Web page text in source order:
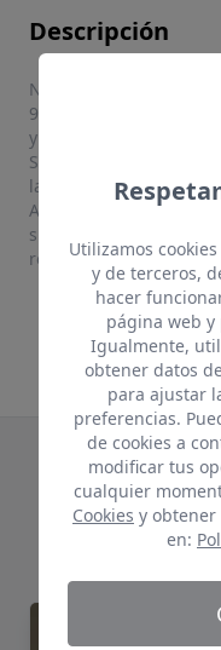
Descripción
Núcleo de HDF (alta
920 kg/m³ en el
y resistencia.
Sistema de biselado:
lados (“V4”), que
Apariencia: acabado
sincronizada (vetas y
realista.
Te
Rodapié blanco
Utilizamos
y de terceros,
hacer
página web
Igualmente,
obtener datos
para ajustar
preferencias.
de cookies a
modificar tus
cualquier
Cookies y obtener
en: